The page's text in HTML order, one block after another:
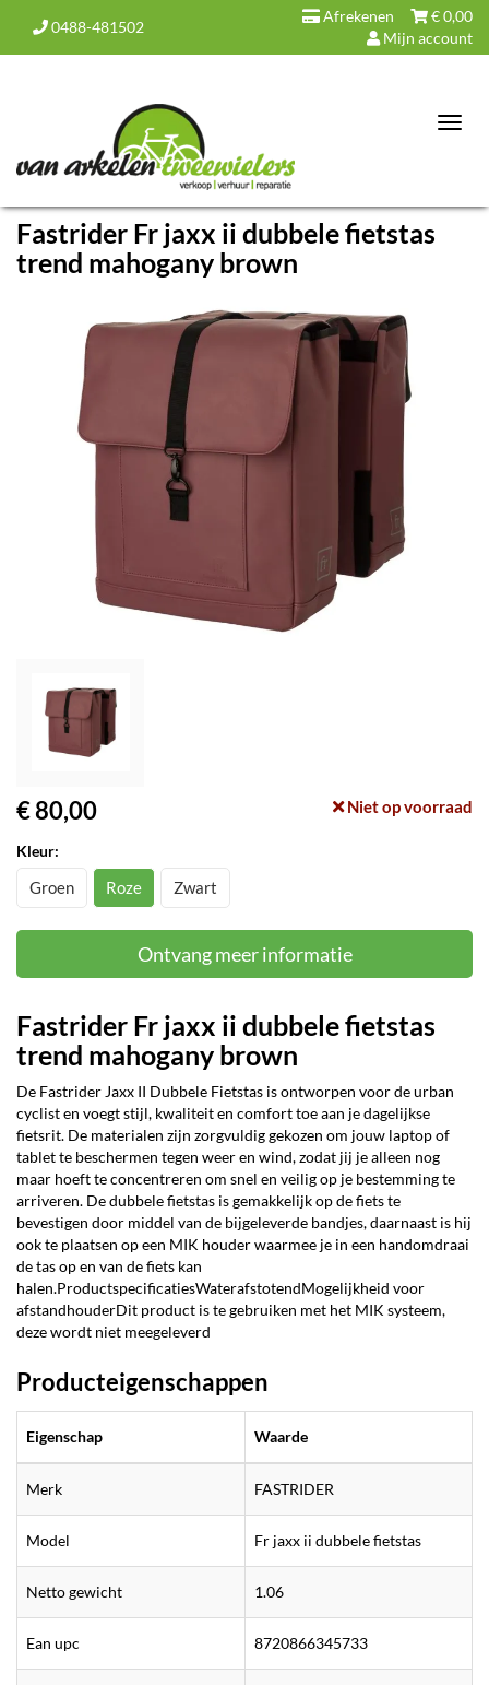
0488-481502
€0,00
Afrekenen
Mijn account
Fastrider Fr jaxx ii dubbele fietstas
trend mahogany brown
€ 80,00 Niet op voorraad
Kleur:
Groen Roze Zwart
Ontvang meer informatie
Fastrider Fr jaxx ii dubbele fietstas
trend mahogany brown
De Fastrider Jaxx II Dubbele Fietstas is ontworpen voor de urban
cyclist en voegt stijl, kwaliteit en comfort toe aan je dagelijkse
fietsrit. De materialen zijn zorgvuldig gekozen om jouw laptop of
tablet te beschermen tegen weer en wind, zodat jij je alleen nog
maar hoeft te concentreren om snel en veilig op je bestemming te
arriveren. De dubbele fietstas is gemakkelijk op de fiets te
bevestigen door middel van de bijgeleverde bandjes, daarnaast is hij
ook te plaatsen op een MIK houder waarmee je in een handomdraai
de tas op en van de fiets kan
halen.ProductspecificatiesWaterafstotendMogelijkheid voor
afstandhouderDit product is te gebruiken met het MIK systeem,
deze wordt niet meegeleverd
Producteigenschappen
Eigenschap Waarde
Merk FASTRIDER
Model Fr jaxx ii dubbele fietstas
Netto gewicht 1.06
Ean upc 8720866345733